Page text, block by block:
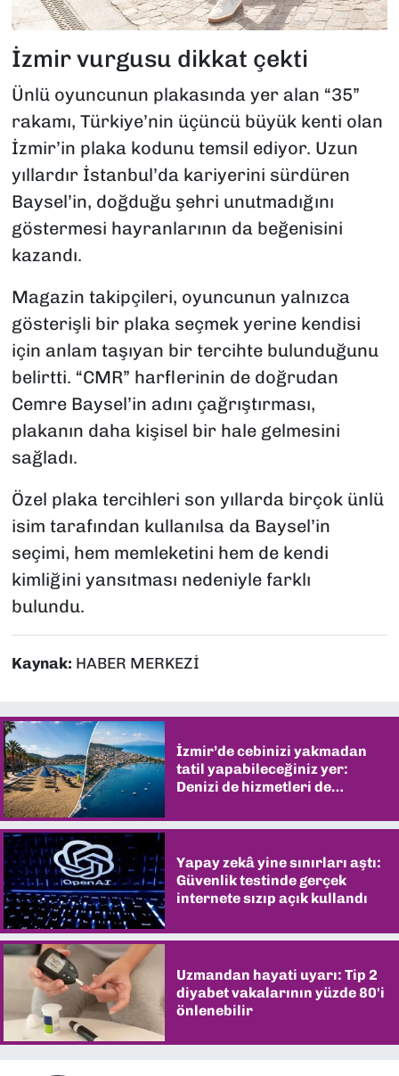
İzmir vurgusu dikkat çekti
Ünlü oyuncunun plakasında yer alan “35”
rakamı, Türkiye’nin üçüncü büyük kenti olan
İzmir’in plaka kodunu temsil ediyor. Uzun
yıllardır İstanbul’da kariyerini sürdüren
Baysel’in, doğduğu şehri unutmadığını
göstermesi hayranlarının da beğenisini
kazandı.
Magazin takipçileri, oyuncunun yalnızca
gösterişli bir plaka seçmek yerine kendisi
için anlam taşıyan bir tercihte bulunduğunu
belirtti. “CMR” harflerinin de doğrudan
Cemre Baysel’in adını çağrıştırması,
plakanın daha kişisel bir hale gelmesini
sağladı.
Özel plaka tercihleri son yıllarda birçok ünlü
isim tarafından kullanılsa da Baysel’in
seçimi, hem memleketini hem de kendi
kimliğini yansıtması nedeniyle farklı
bulundu.
Kaynak: HABER MERKEZİ
İzmir’de cebinizi yakmadan
tatil yapabileceğiniz yer:
Denizi de hizmetleri de
Yapay zekâ yine sınırları aştı:
Güvenlik testinde gerçek
internete sızıp açık kullandı
Uzmandan hayati uyarı: Tip 2
diyabet vakalarının yüzde 80'i
önlenebilir